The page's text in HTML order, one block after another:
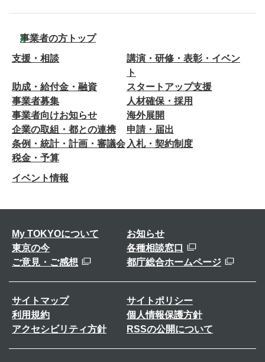
事業者の方トップ
支援・相談
講演・研修・表彰・イベン
ト
助成・給付金・融資
スタートアップ支援
事業者募集
人材確保・採用
事業者向けお知らせ
海外展開
企業の取組・都との連携
申請・届出
条例・統計・計画・審議会 入札・契約制度
税金・予算
イベント情報
My TOKYOについて
お知らせ
東京の今
各種相談窓口
ご意見・ご感想
都庁総合ホームページ
サイトマップ
サイトポリシー
利用規約
個人情報保護方針
アクセシビリティ方針
RSSの公開について